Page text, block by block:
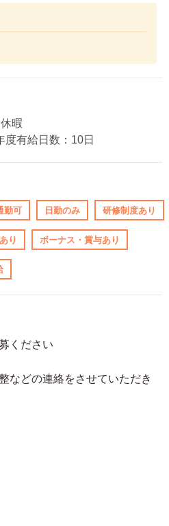
暇
度有給日数：10日
勤可 日勤のみ 研修制度あり
り ボーナス・賞与あり
ください
などの連絡をさせていただき